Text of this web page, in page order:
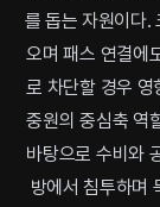
를 돕는 자원이다.
오며 패스 연결에
로 차단할 경우 영
중원의 중심축 역
바탕으로 수비와
방에서 침투하며